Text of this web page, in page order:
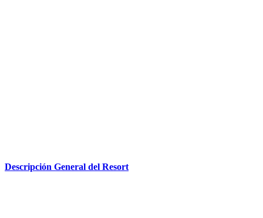
Descripción General del Resort